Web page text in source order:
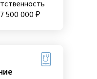
500 000 ₽